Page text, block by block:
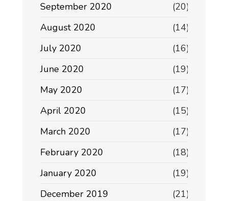
September 2020
(20)
August 2020
(14)
July 2020
(16)
June 2020
(19)
May 2020
(17)
April 2020
(15)
March 2020
(17)
February 2020
(18)
January 2020
(19)
December 2019
(21)